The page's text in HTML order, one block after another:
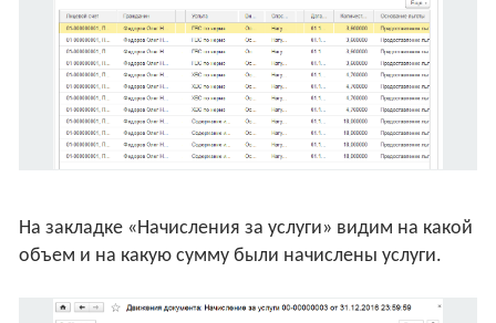
На закладке «Начисления за услуги» видим на какой
объем и на какую сумму были начислены услуги.